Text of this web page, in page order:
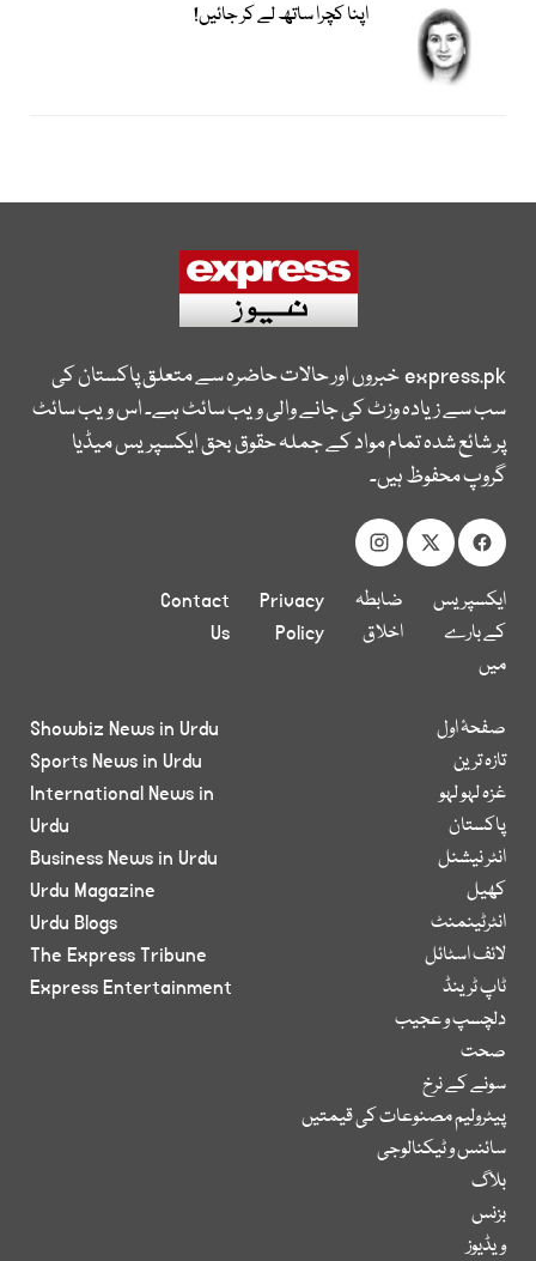
اپنا کچرا ساتھ لے کر جائیں!
express.pkخبروں اور حالات حاضرہ سے متعلق پاکستان کی
سب سے زیادہ وزٹ کی جانے والی ویب سائٹ ہے۔ اس ویب سائٹ
پر شائع شدہ تمام مواد کے جملہ حقوق بحق ایکسپریس میڈیا
گروپ محفوظ ہیں۔
ایکسپریس
کے بارے
میں
ضابطہ
اخلاق
Privacy
Policy
Contact
Us
صفحۂ اول
تازہ ترین
غزہ لہو لہو
پاکستان
انٹر نیشنل
کھیل
انٹرٹینمنٹ
لائف اسٹائل
ٹاپ ٹرینڈ
دلچسپ و عجیب
صحت
سونے کے نرخ
پیٹرولیم مصنوعات کی قیمتیں
سائنس و ٹیکنالوجی
بلاگ
بزنس
ویڈیوز
Showbiz News in Urdu
Sports News in Urdu
International News in
Urdu
Business News in Urdu
Urdu Magazine
Urdu Blogs
The Express Tribune
Express Entertainment